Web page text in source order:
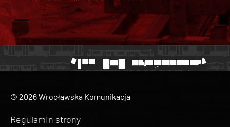
© 2026 Wrocławska Komunikacja
Regulamin strony